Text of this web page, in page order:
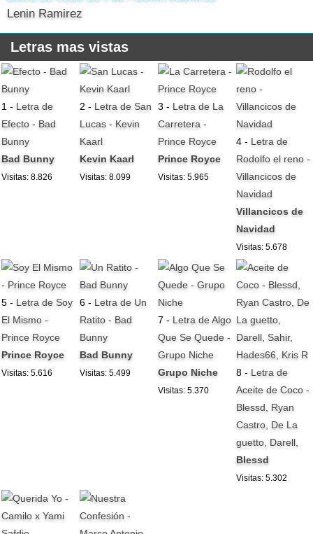
Lenin Ramirez
Letras mas vistas
1 - Letra de
Efecto - Bad
Bunny
Bad Bunny
Visitas: 8.826
2 - Letra de San
Lucas - Kevin
Kaarl
Kevin Kaarl
Visitas: 8.099
3 - Letra de La
Carretera -
Prince Royce
Prince Royce
Visitas: 5.965
4 - Letra de
Rodolfo el reno -
Villancicos de
Navidad
Villancicos de
Navidad
Visitas: 5.678
5 - Letra de Soy
El Mismo -
Prince Royce
Prince Royce
Visitas: 5.616
6 - Letra de Un
Ratito - Bad
Bunny
Bad Bunny
Visitas: 5.499
7 - Letra de Algo
Que Se Quede -
Grupo Niche
Grupo Niche
Visitas: 5.370
8 - Letra de
Aceite de Coco -
Blessd, Ryan
Castro, De La
guetto, Darell,
Blessd
Visitas: 5.302